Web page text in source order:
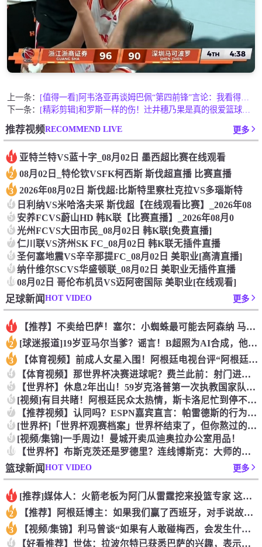
上一条：
[值得一看]阿韦洛亚再谈姆巴佩“第四前锋”言论：我看得很开，
下一条：
[精彩剪辑]和罗斯一样的伤！辻井穗乃果是真的很爱篮球了！
推荐视频RECOMMEND LIVE 更多
1 亚特兰特VS蓝十字_08月02日 墨西超比赛在线观看
2 08月02日_特伦钦VSFK柯西斯 斯伐超直播 比赛直播
3 2026年08月02日 斯伐超:比斯特里察杜克拉VS多瑙斯特
4 日利纳VS米哈洛夫采 斯伐超【在线观看比赛】_2026年08
5 安养FCVS蔚山HD 韩K联【比赛直播】_2026年08月0
6 光州FCVS大田市民_08月02日 韩K联[免费直播]
7 仁川联VS济州SK FC_08月02日 韩K联无插件直播
8 圣何塞地震VS辛辛那提FC_08月02日 美职业[高清直播]
9 纳什维尔SCVS华盛顿联_08月02日 美职业无插件直播
1008月02日 哥伦布机员VS迈阿密国际 美职业[在线观看]
足球新闻HOT VIDEO 更多
1 【推荐】不卖给巴萨！塞尔：小蜘蛛最可能去阿森纳 马竞能得到约
2 [球迷报道]19岁亚马尔当爹？谣言！B超照为AI合成，他和女
3 【体育视频】前成人女星入围！阿根廷电视台评“阿根廷恐惧症”十
4 【体育视频】那世界杯决赛进球呢？费兰此前：射门进球就跟做那事
5 【世界杯】休息2年出山！59岁克洛普第一次执教国家队，将战欧
6 [视频]有目共睹！阿根廷民众太热情，斯卡洛尼忙到停不下来！
7 【推荐视频】认同吗？ESPN嘉宾直言：帕雷德斯的行为无法容忍
8 [世界杯]「世界杯观赛档案」世界杯结束了，但你熬过的每一个夜
9 [视频/集锦]一手周边！曼城开卖瓜迪奥拉办公室用品！
10 【世界杯】布斯克茨还是罗德里？连线博斯克：大师的选择会是谁？
篮球新闻HOT VIDEO 更多
1 [推荐]媒体人：火箭老板为阿门从雷霆挖来投篮专家 这次真是慷
2 【推荐】阿根廷博主：如果我们赢了西班牙，对手说故意放水，我们
3 【视频/集锦】利马曾谈“如果有人敢碰梅西，会发生什么”：这种
4 【好看推荐】世体：拉波尔特已获悉巴萨的兴趣，表示一切交由毕巴